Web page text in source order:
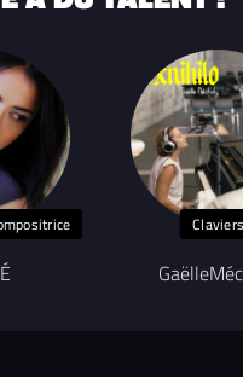
Claviers